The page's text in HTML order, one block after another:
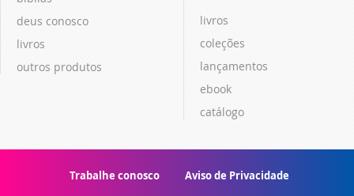
deus conosco
livros
outros produtos
livros
coleções
lançamentos
ebook
catálogo
Trabalhe conosco Aviso de Privacidade